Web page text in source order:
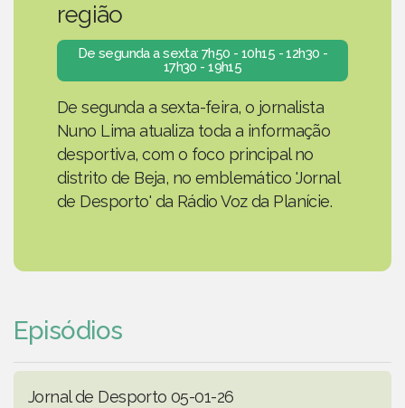
região
De segunda a sexta: 7h50 - 10h15 - 12h30 -
17h30 - 19h15
De segunda a sexta-feira, o jornalista
Nuno Lima atualiza toda a informação
desportiva, com o foco principal no
distrito de Beja, no emblemático 'Jornal
de Desporto' da Rádio Voz da Planície.
Episódios
Jornal de Desporto 05-01-26